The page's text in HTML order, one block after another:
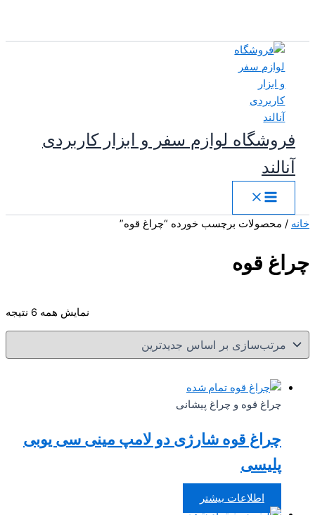
فروشگاه لوازم سفر و ابزار کاربردی
آنالند
خانه / محصولات برچسب خورده “چراغ قوه”
چراغ قوه
نمایش همه 6 نتیجه
تمام شده
چراغ قوه و چراغ پیشانی
چراغ قوه شارژی دو لامپ مینی سی یوبی
پلیسی
اطلاعات بیشتر